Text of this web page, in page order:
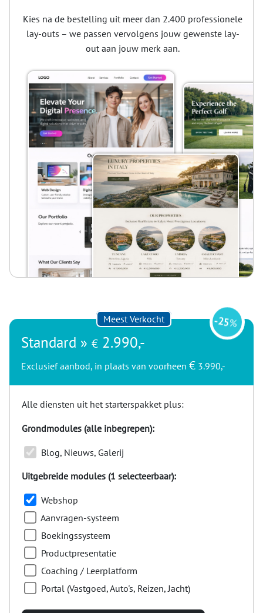
Kies na de bestelling uit meer dan 2.400 professionele
lay-outs – we passen vervolgens jouw gewenste lay-
out aan jouw merk aan.
Meest Verkocht
-25%
Standard » € 2.990,-
Exclusief aanbod, in plaats van voorheen € 3.990,-
Alle diensten uit het starterspakket plus:
Grondmodules (alle inbegrepen):
Blog, Nieuws, Galerij
Uitgebreide modules (1 selecteerbaar):
Webshop
Aanvragen-systeem
Boekingssysteem
Productpresentatie
Coaching / Leerplatform
Portal (Vastgoed, Auto's, Reizen, Jacht)